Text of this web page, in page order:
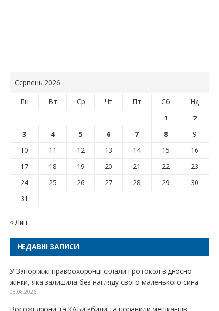
Серпень 2026
Пн Вт Ср Чт Пт Сб
Нд
1
2
3
4 5 6 7 8
9
10
11 12 13 14 15
16
17
18 19 20 21 22
23
24
25 26 27 28 29
30
31
« Лип
НЕДАВНІ ЗАПИСИ
У Запоріжжі правоохоронці склали протокол відносно
жінки, яка залишила без нагляду свого маленького сина
08.08.2026
Ворожі дрони та КАБи вбили та поранили мешканців